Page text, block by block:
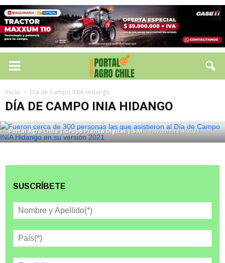
Inicio Día de Campo INIA Hidango
DÍA DE CAMPO INIA HIDANGO
Fueron cerca de 300 personas las que
asistieron al Día de Campo INIA Hidango
Portal Agro Chile | Grupo Prensa Digital | S.M - noviembre 4, 2021
SUSCRÍBETE